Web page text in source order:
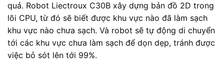
quả. Robot Liectroux C30B xây dựng bản đồ 2D trong
lõi CPU, từ đó sẽ biết được khu vực nào đã làm sạch
khu vực nào chưa sạch. Và robot sẽ tự động di chuyển
tới các khu vực chưa làm sạch để dọn dẹp, tránh được
việc bỏ sót lên tới 99%.